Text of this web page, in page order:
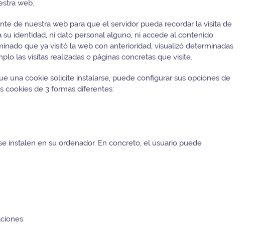
web.
de nuestra web para que el servidor pueda recordar la visita de
identidad, ni dato personal alguno, ni accede al contenido
que ya visitó la web con anterioridad, visualizó determinadas
las visitas realizadas o páginas concretas que visite.
una cookie solicite instalarse, puede configurar sus opciones de
cookies de 3 formas diferentes:
instalen en su ordenador. En concreto, el usuario puede